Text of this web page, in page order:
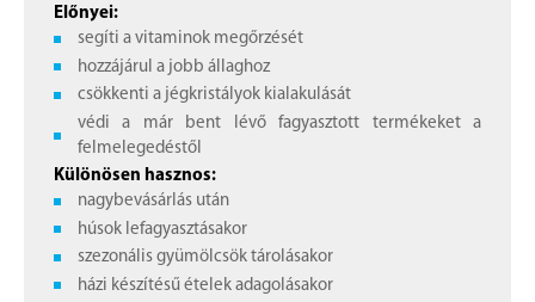
Előnyei:
segíti a vitaminok megőrzését
hozzájárul a jobb állaghoz
csökkenti a jégkristályok kialakulását
védi a már bent lévő fagyasztott termékeket a
felmelegedéstől
Különösen hasznos:
nagybevásárlás után
húsok lefagyasztásakor
szezonális gyümölcsök tárolásakor
házi készítésű ételek adagolásakor